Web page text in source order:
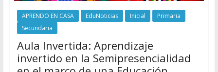
APRENDO EN CASA EduNoticias Inicial
Primaria
Secundaria
Aula Invertida: Aprendizaje
invertido en la Semipresencialidad